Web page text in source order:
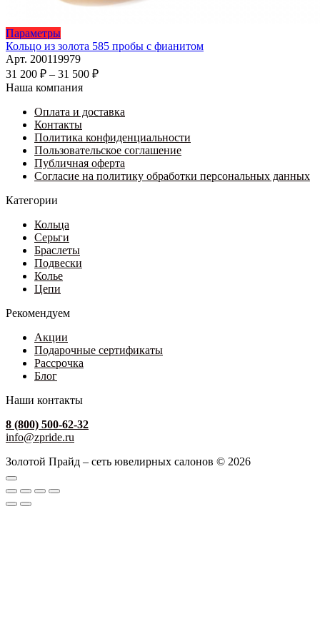
ПараметрыЭтот
товар
имеет
несколько
вариаций.
можно
выбрать
на
странице
товара.
Кольцо из золота 585 пробы с фианитом
Арт. 200119979
31 200 ₽ – 31 500 ₽Диапазон
200 ₽
31
500 ₽
Наша компания
Оплата и доставка
Контакты
Политика конфиденциальности
Пользовательское соглашение
Публичная оферта
Согласие на политику обработки персональных данных
Категории
Кольца
Серьги
Браслеты
Подвески
Колье
Цепи
Рекомендуем
Акции
Подарочные сертификаты
Рассрочка
Блог
Наши контакты
8 (800) 500-62-32
info@zpride.ru
Золотой Прайд – сеть ювелирных салонов © 2026